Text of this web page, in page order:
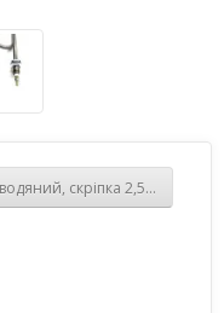
подібний, 220В, різьба 16
скріпка 2,5 Квт,